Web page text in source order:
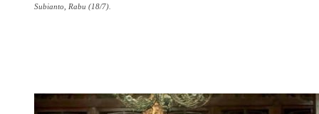
Subianto, Rabu (18/7).